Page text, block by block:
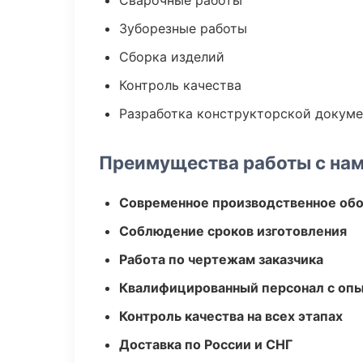
Зуборезные работы
Сборка изделий
Контроль качества
Разработка конструкторской
Преимущества работы с
Современное производственное
Соблюдение сроков изготовления
Работа по чертежам заказчика
Квалифицированный персонал с
Контроль качества на всех этапах
Доставка по России и СНГ